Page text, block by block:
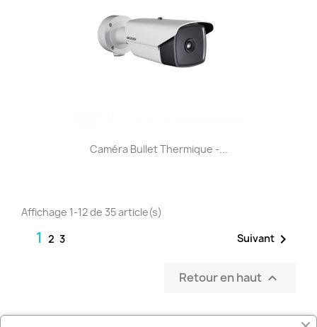
Caméra Bullet Thermique -...
Affichage 1-12 de 35 article(s)
1 2 3 Suivant 
Retour en haut 